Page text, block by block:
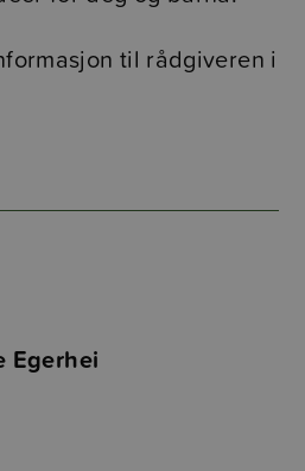
til rådgiveren i
Egerhei